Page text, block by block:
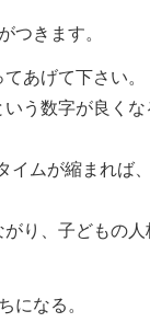
つきます。
あげて下さい。
う数字が良く
イムが縮まれば
り、子どもの
になる。